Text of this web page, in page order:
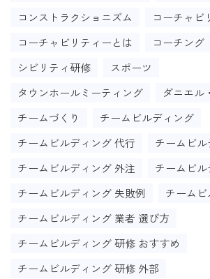
コンストラクショニズム
コーチャビ
コーチャビリティーとは
コーチング
シビリティ研修
スポーツ
タウンホールミーティング
ダニエル
チームづくり
チームビルディング
チームビルディング 代行
チームビ
チームビルディング 外注
チームビ
チームビルディング 失敗例
チーム
チームビルディング 業者 選び方
チームビルディング 研修 おすすめ
チームビルディング 研修 外部